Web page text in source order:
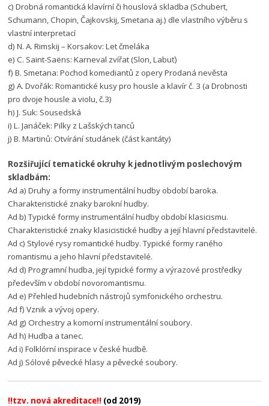
c) Drobná romantická klavírní či houslová skladba (Schubert,
Schumann, Chopin, Čajkovskij, Smetana aj.) dle vlastního výběru s
vlastní interpretací
d) N. A. Rimskij – Korsakov: Let čmeláka
e) C. Saint-Saëns: Karneval zvířat (Slon, Labuť)
f) B. Smetana: Pochod komediantů z opery Prodaná nevěsta
g) A. Dvořák: Romantické kusy pro housle a klavír č. 3 (a Drobnosti
pro dvoje housle a violu, č.3)
h) J. Suk: Sousedská
i) L. Janáček: Pilky z Lašských tanců
j) B. Martinů: Otvírání studánek (část kantáty)
Rozšiřující tematické okruhy k jednotlivým poslechovým
skladbám:
Ad a) Druhy a formy instrumentální hudby období baroka.
Charakteristické znaky barokní hudby.
Ad b) Typické formy instrumentální hudby období klasicismu.
Charakteristické znaky klasicistické hudby a její hlavní představitelé.
Ad c) Stylové rysy romantické hudby. Typické formy raného
romantismu a jeho hlavní představitelé.
Ad d) Programní hudba, její typické formy a výrazové prostředky
především v období novoromantismu.
Ad e) Přehled hudebních nástrojů symfonického orchestru.
Ad f) Vznik a vývoj opery.
Ad g) Orchestry a komorní instrumentální soubory.
Ad h) Hudba a tanec.
Ad i) Folklórní inspirace v české hudbě.
Ad j) Sólové pěvecké hlasy a pěvecké soubory.
!!tzv. nová akreditace!! (od 2019)